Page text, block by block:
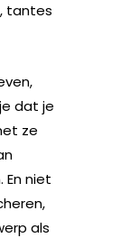
tantes
dat je
ze
niet
als